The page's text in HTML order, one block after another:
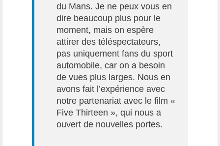
du Mans. Je ne peux vous en
dire beaucoup plus pour le
moment, mais on espère
attirer des téléspectateurs,
pas uniquement fans du sport
automobile, car on a besoin
de vues plus larges. Nous en
avons fait l’expérience avec
notre partenariat avec le film «
Five Thirteen », qui nous a
ouvert de nouvelles portes.